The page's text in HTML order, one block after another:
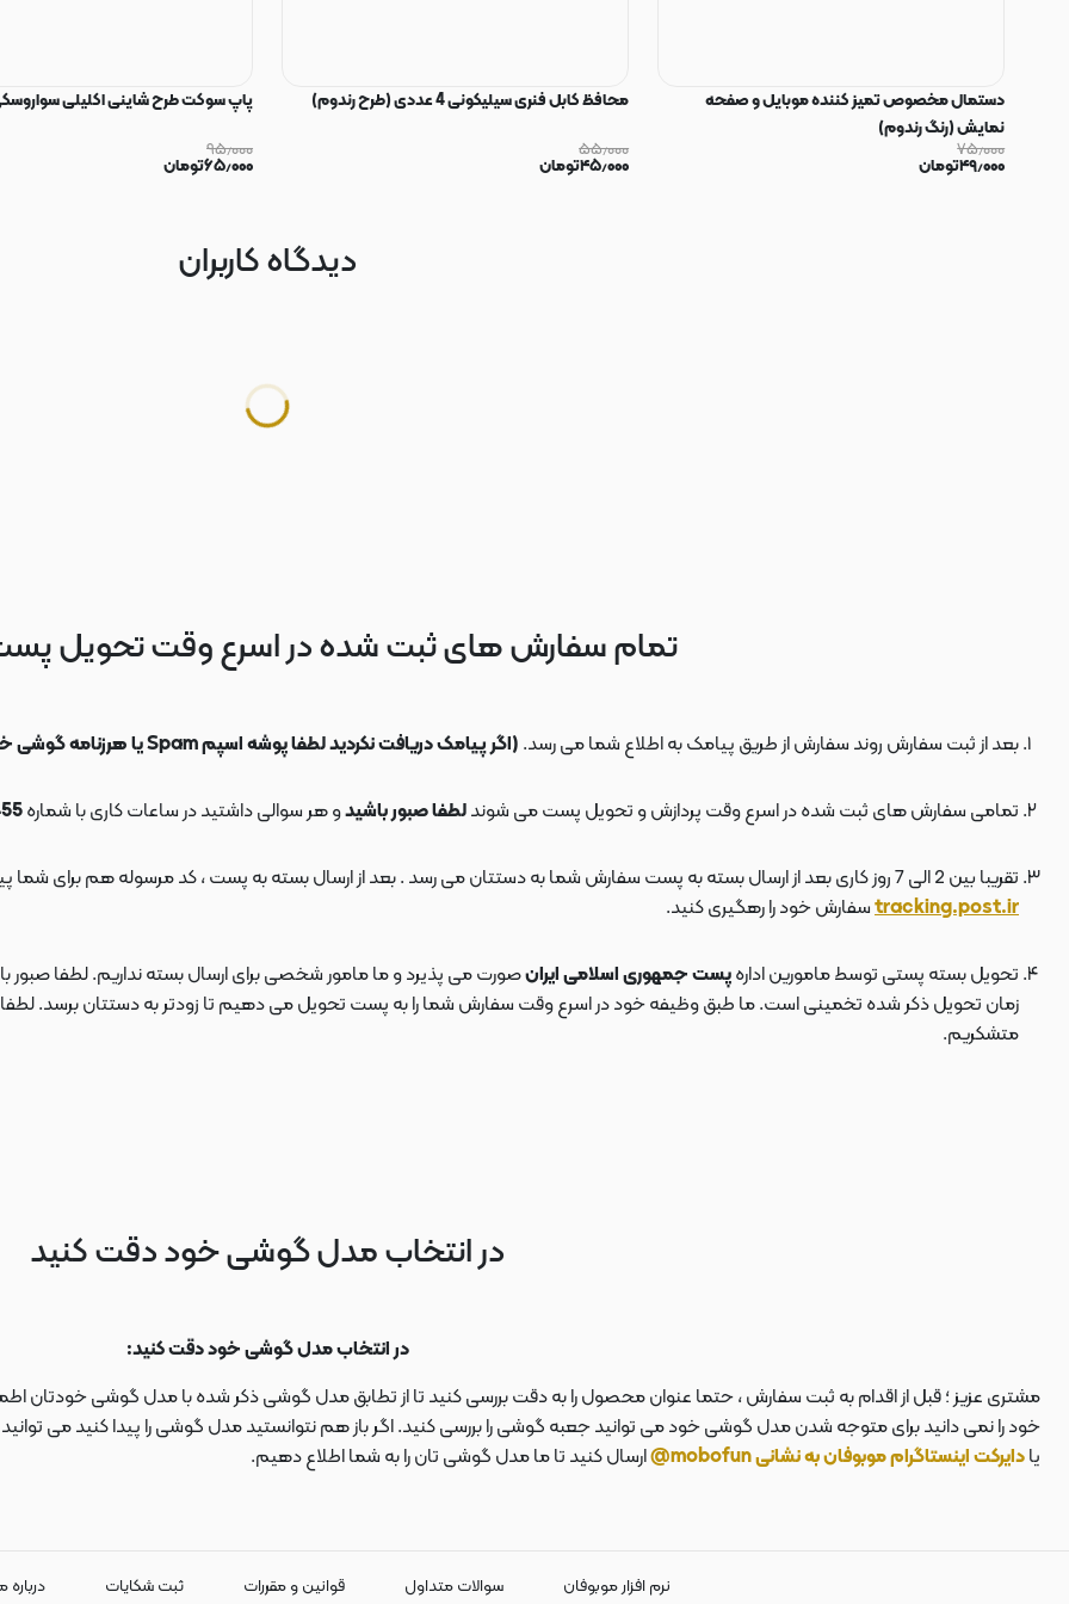
دستمال مخصوص تمیز کننده موبایل و صفحه
نمایش (رنگ رندوم)
۷۵٫۰۰۰
۴۹٫۰۰۰تومان
محافظ کابل فنری سیلیکونی 4 عددی (طرح رندوم)
۵۵٫۰۰۰
۴۵٫۰۰۰تومان
پاپ سوکت طرح شاینی اکلیلی
۹۵٫۰۰۰
۶۵٫۰۰۰تومان
دیدگاه کاربران
تمام سفارش های ثبت شده در اسرع وقت تحویل
بعد از ثبت سفارش روند سفارش از طریق پیامک به اطلاع شما می رسد. (اگر پیامک دریافت نکردید لطفا پوشه اسپم Spam یا هرزنامه گوشی خود را چک کنید)
تمامی سفارش های ثبت شده در اسرع وقت پردازش و تحویل پست می شوندلطفا صبور باشیدو هر سوالی داشتید در ساعات کاری با شماره
تقریبا بین 2 الی 7 روز کاری بعد از ارسال بسته به پست سفارش شما به دستتان می رسد . بعد از ارسال بسته به پست ، کد مرسوله هم برای شما پیامک می شود که توسط آن می توانید در سایت پست به نشانی
tracking.post.irسفارش خود را رهگیری کنید.
تحویل بسته پستی توسط مامورین ادارهپست جمهوری اسلامی ایرانصورت می پذیرد و ما مامور شخصی برای ارسال بسته نداریم. لطفا صبور
زمان تحویل ذکر شده تخمینی است. ما طبق وظیفه خود در اسرع وقت سفارش شما را به پست تحویل می دهیم تا زودتر به دستتان برسد. لطفا در
متشکریم.
در انتخاب مدل گوشی خود دقت کنید
در انتخاب مدل گوشی خود دقت کنید:
مشتری عزیز ؛ قبل از اقدام به ثبت سفارش ، حتما عنوان محصول را به دقت بررسی کنید تا از تطابق مدل گوشی ذکر شده با مدل گوشی خودتان
خود را نمی دانید برای متوجه شدن مدل گوشی خود می توانید جعبه گوشی را بررسی کنید. اگر باز هم نتوانستید مدل گوشی را پیدا کنید می
یادایرکت اینستاگرام موبوفان به نشانی mobofun@ ارسال کنید تا ما مدل گوشی تان را به شما اطلاع دهیم.
نرم افزار موبوفان سوالات متداول قوانین و مقررات ثبت شکایات درباره